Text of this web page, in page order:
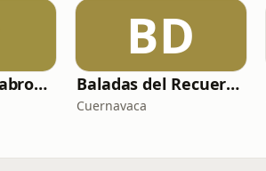
Viejitas pero Sabrosas Radio
BD
Baladas del Recuerdo
Cuernavaca